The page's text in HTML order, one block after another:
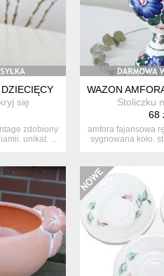
się
zdobiony
unikat. ...
WAZON
Stoliczku
68
amfora fajansowa
sygnowana koło.